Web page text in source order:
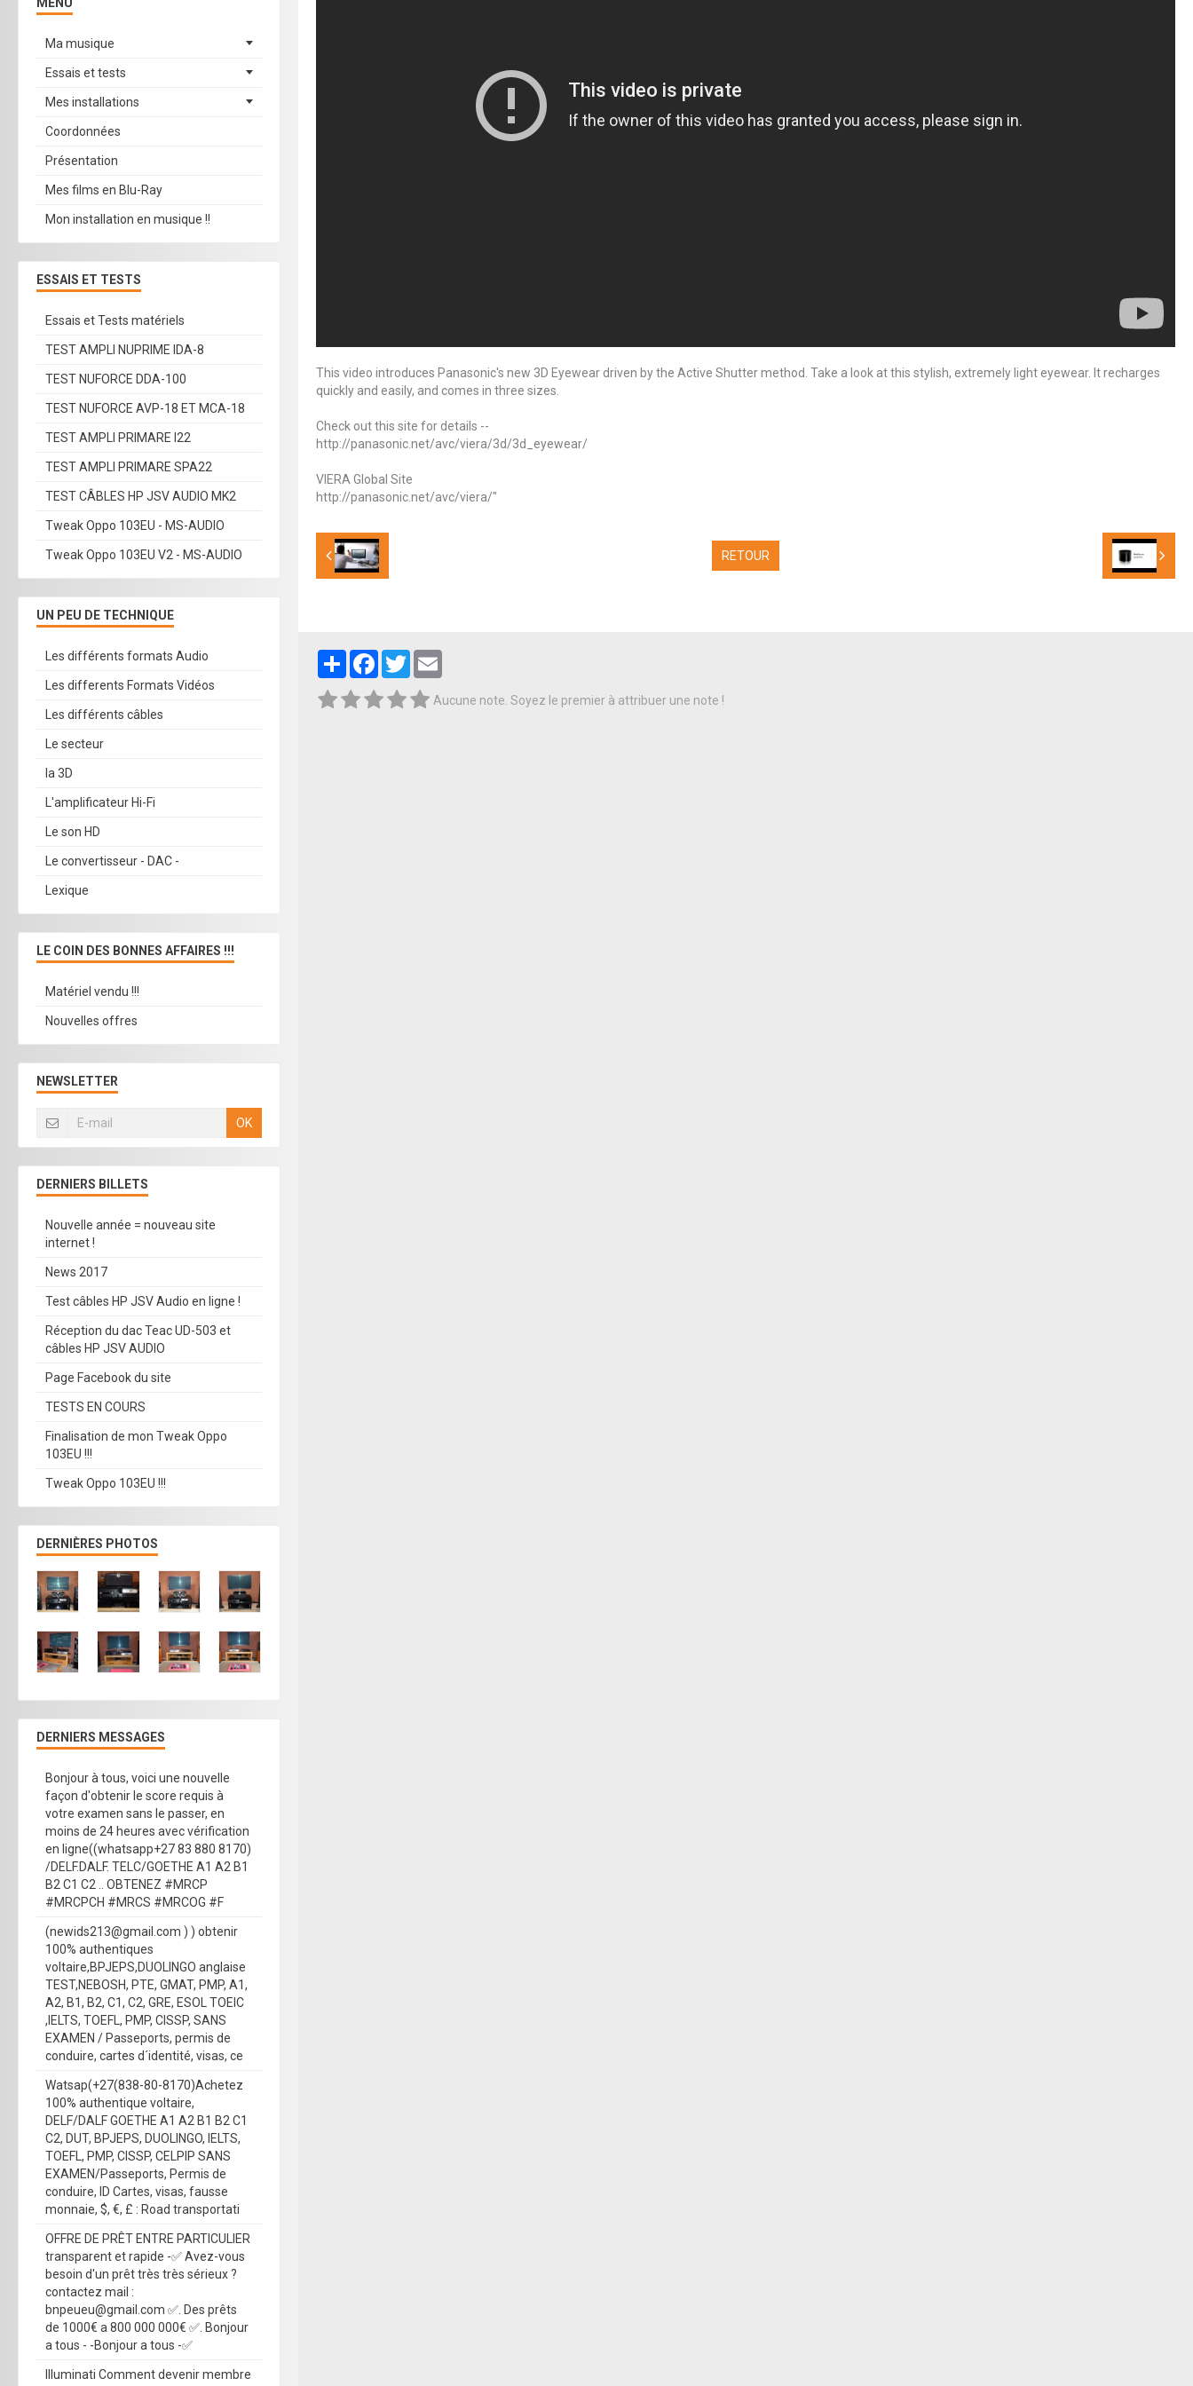
This video introduces Panasonic's new 3D Eyewear driven by the Active Shutter method. Take a look at this stylish, extremely light eyewear. It recharges
quickly and easily, and comes in three sizes.
Check out this site for details --
http://panasonic.net/avc/viera/3d/3d_eyewear/
VIERA Global Site
http://panasonic.net/avc/viera/"
RETOUR
PartagerFacebook
Twitter
Aucune note. Soyez le premier à attribuer une note !
Ma musique
Essais et tests
Mes installations
Coordonnées
Présentation
Mes films en Blu-Ray
Mon installation en musique !!
ESSAIS ET TESTS
Essais et Tests matériels
TEST AMPLI NUPRIME IDA-8
TEST NUFORCE DDA-100
TEST NUFORCE AVP-18 ET MCA-18
TEST AMPLI PRIMARE I22
TEST AMPLI PRIMARE SPA22
TEST CÂBLES HP JSV AUDIO MK2
Tweak Oppo 103EU - MS-AUDIO
Tweak Oppo 103EU V2 - MS-AUDIO
UN PEU DE TECHNIQUE
Les différents formats Audio
Les differents Formats Vidéos
Les différents câbles
Le secteur
la 3D
L'amplificateur Hi-Fi
Le son HD
Le convertisseur - DAC -
Lexique
LE COIN DES BONNES AFFAIRES !!!
Matériel vendu !!!
Nouvelles offres
NEWSLETTER
OK
DERNIERS BILLETS
Nouvelle année = nouveau site
internet !
News 2017
Test câbles HP JSV Audio en ligne !
Réception du dac Teac UD-503 et
câbles HP JSV AUDIO
Page Facebook du site
TESTS EN COURS
Finalisation de mon Tweak Oppo
103EU !!!
Tweak Oppo 103EU !!!
DERNIÈRES PHOTOS
DERNIERS MESSAGES
Bonjour à tous, voici une nouvelle
façon d'obtenir le score requis à
votre examen sans le passer, en
moins de 24 heures avec vérification
en ligne((whatsapp+27 83 880 8170)
/DELF.DALF. TELC/GOETHE A1 A2 B1
B2 C1 C2 .. OBTENEZ #MRCP
#MRCPCH #MRCS #MRCOG #F
(newids213@gmail.com ) ) obtenir
100% authentiques
voltaire,BPJEPS,DUOLINGO anglaise
TEST,NEBOSH, PTE, GMAT, PMP, A1,
A2, B1, B2, C1, C2, GRE, ESOL TOEIC
,IELTS, TOEFL, PMP, CISSP, SANS
EXAMEN / Passeports, permis de
conduire, cartes d´identité, visas, ce
Watsap(+27(838-80-8170)Achetez
100% authentique voltaire,
DELF/DALF GOETHE A1 A2 B1 B2 C1
C2, DUT, BPJEPS, DUOLINGO, IELTS,
TOEFL, PMP, CISSP, CELPIP SANS
EXAMEN/Passeports, Permis de
conduire, ID Cartes, visas, fausse
monnaie, $, €, £ : Road transportati
OFFRE DE PRÊT ENTRE PARTICULIER
transparent et rapide -✅ Avez-vous
besoin d'un prêt très très sérieux ?
contactez mail :
bnpeueu@gmail.com ✅. Des prêts
de 1000€ a 800 000 000€ ✅. Bonjour
a tous - -Bonjour a tous -✅
Illuminati Comment devenir membre